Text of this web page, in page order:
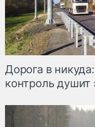
Дорога в
контроль душит